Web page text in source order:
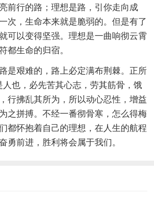
前行的路；理想是路，引你走向成
次，生命本来就是脆弱的。但是有了
可以变得坚强。理想是一曲响彻云霄
都生命的归宿。
是艰难的，路上必定满布荆棘。正所
人也，必先苦其心志，劳其筋骨，饿
行拂乱其所为，所以动心忍性，增益
之拼搏。不经一番彻骨寒，怎么得梅
都怀抱着自己的理想，在人生的航程
勇前进，胜利将会属于我们。